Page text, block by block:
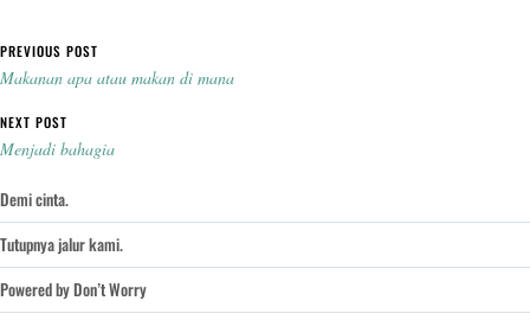
Post navigation
PREVIOUS POST
Makanan apa atau makan di mana
NEXT POST
Menjadi bahagia
Demi cinta.
Tutupnya jalur kami.
Powered by Don’t Worry